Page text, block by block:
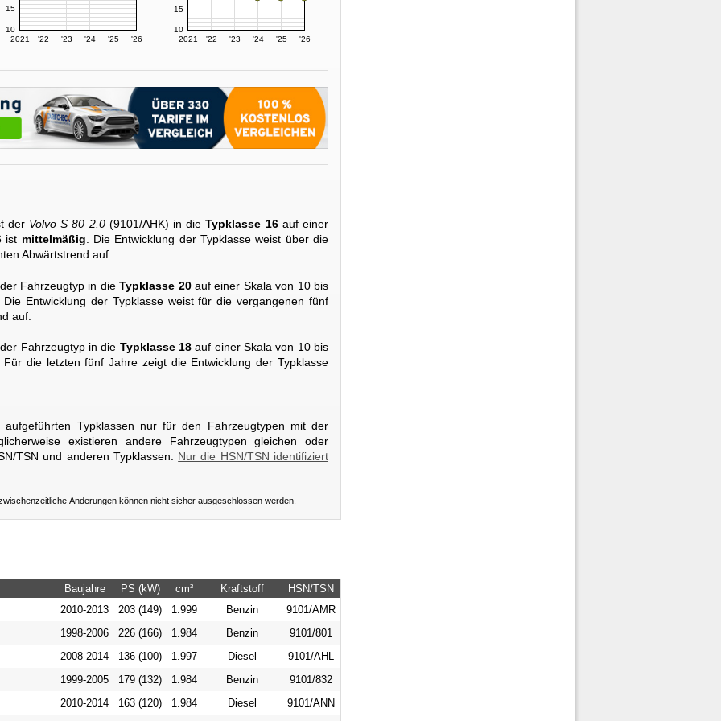
2021 '22 '23 '24 '25 '26
10
15
2021 '22 '23 '24 '25 '26
10
15
der Volvo S 80 2.0(9101/AHK) in dieTypklasse 16auf einer
ist mittelmäßig . Die Entwicklung der Typklasse weist über die
Abwärtstrend auf.
Fahrzeugtyp in dieTypklasse 20auf einer Skala von 10 bis
Die Entwicklung der Typklasse weist für die vergangenen fünf
auf.
Fahrzeugtyp in die Typklasse 18 auf einer Skala von 10 bis
Für die letzten fünf Jahre zeigt die Entwicklung der Typklasse
Typklassen nur für den Fahrzeugtypen mit der
existieren andere Fahrzeugtypen gleichen oder
TSN und anderen Typklassen. Nur die HSN/TSN identifiziert
Änderungen können nicht sicher ausgeschlossen werden.
Baujahre PS (kW) cm³ Kraftstoff
HSN/TSN
2010-2013
203 (149) 1.999 Benzin
9101/AMR
1998-2006
226 (166) 1.984 Benzin
9101/801
2008-2014
136 (100) 1.997 Diesel
9101/AHL
1999-2005
179 (132) 1.984 Benzin
9101/832
2010-2014
163 (120) 1.984 Diesel
9101/ANN